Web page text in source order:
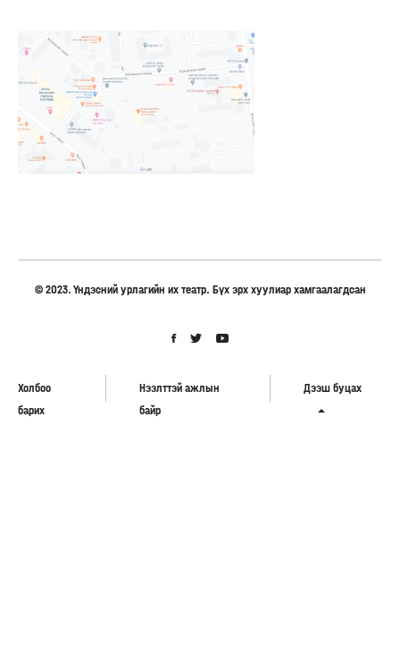
© 2023. Үндэсний урлагийн их театр. Бүх эрх хуулиар хамгаалагдсан
Холбоо
барих
Нээлттэй ажлын
байр
Дээш буцах